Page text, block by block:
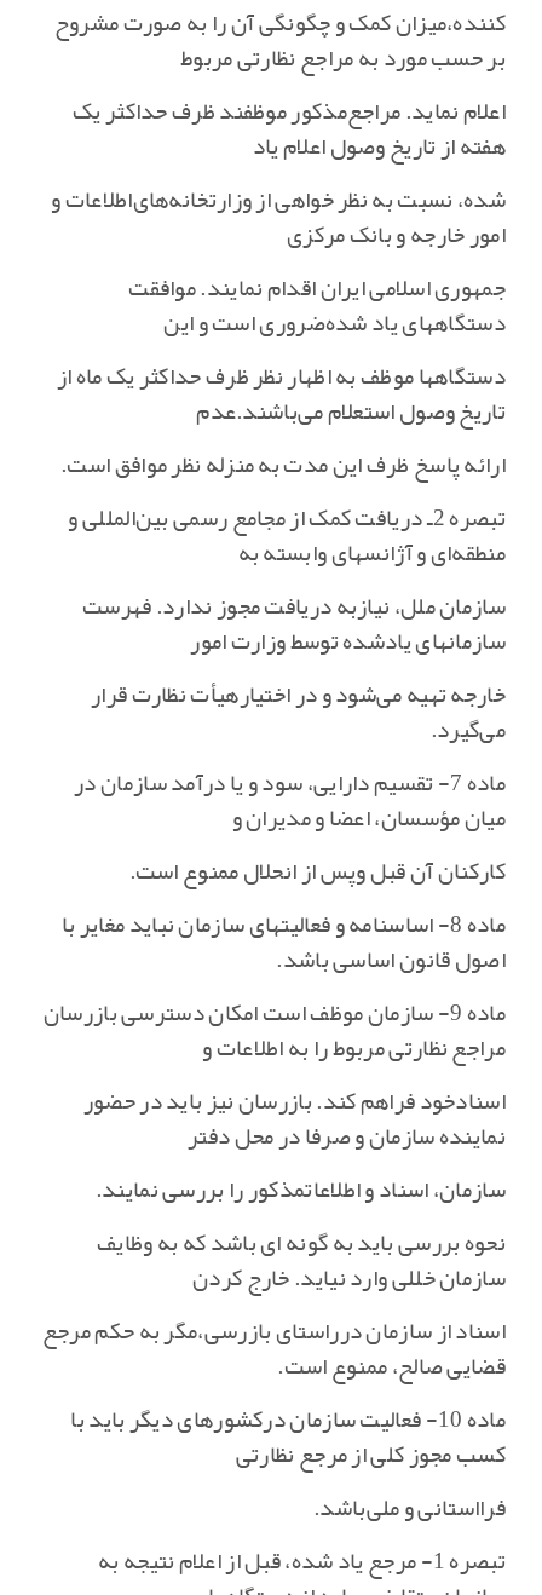
کننده‌،میزان کمک و چگونگی آن را به صورت مشروح
بر حسب مورد به مراجع نظارتی مربوط
اعلام نماید. مراجع‌مذکور موظفند ظرف حداکثر یک
هفته از تاریخ وصول اعلام یاد
شده‌، نسبت به نظر خواهی از وزارتخانه‌های‌اطلاعات و
امور خارجه و بانک مرکزی
جمهوری اسلامی ایران اقدام نمایند. موافقت
دستگاههای یاد شده‌ضروری است و این
دستگاهها موظف به اظهار نظر ظرف حداکثر یک ماه از
تاریخ وصول استعلام می‌باشند.عدم
ارائه پاسخ ظرف این مدت به منزله نظر موافق است‌.
تبصره 2ـ دریافت کمک از مجامع رسمی بین‌المللی و
منطقه‌ای و آژانسهای وابسته به
سازمان ملل‌، نیازبه دریافت مجوز ندارد. فهرست
سازمانهای یادشده توسط وزارت امور
خارجه تهیه می‌شود و در اختیارهیأت نظارت قرار
می‌گیرد.
ماده 7- تقسیم دارایی‌، سود و یا درآمد سازمان در
میان مؤسسان‌، اعضا و مدیران و
کارکنان آن قبل وپس از انحلال ممنوع است‌.
ماده 8- اساسنامه و فعالیتهای سازمان نباید مغایر با
اصول قانون اساسی باشد.
ماده 9- سازمان موظف است امکان دسترسی بازرسان
مراجع نظارتی مربوط را به اطلاعات و
اسنادخود فراهم کند. بازرسان نیز باید در حضور
نماینده سازمان و صرفا در محل دفتر
سازمان‌، اسناد و اطلاعاتمذکور را بررسی نمایند.
نحوه بررسی باید به گونه ای باشد که به وظایف
سازمان خللی وارد نیاید. خارج کردن
اسناد از سازمان درراستای بازرسی‌،مگر به حکم مرجع
قضایی صالح‌، ممنوع است‌.
ماده 10- فعالیت سازمان درکشورهای دیگر باید با
کسب مجوز کلی از مرجع نظارتی
فرااستانی و ملی‌باشد.
تبصره 1- مرجع یاد شده‌، قبل از اعلام نتیجه به